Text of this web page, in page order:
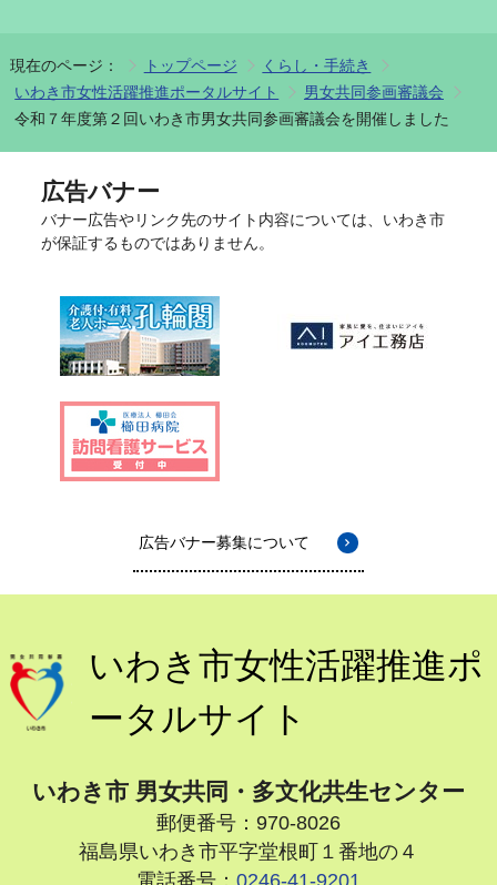
現在のページ： トップページ
くらし・手続き
いわき市女性活躍推進ポータルサイト
男女共同参画審議会
令和７年度第２回いわき市男女共同参画審議会を開催しました
広告バナー
バナー広告やリンク先のサイト内容については、いわき市
が保証するものではありません。
広告バナー募集について
いわき市女性活躍推進ポ
ータルサイト
いわき市 男女共同・多文化共生センター
郵便番号：970-8026
福島県いわき市平字堂根町１番地の４
電話番号： 0246-41-9201